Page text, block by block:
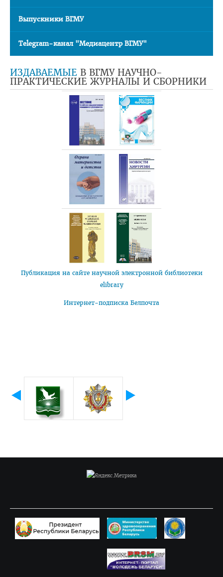
Выпускники ВГМУ
Telegram-канал "Медиацентр ВГМУ"
ИЗДАВАЕМЫЕ В ВГМУ НАУЧНО-
ПРАКТИЧЕСКИЕ ЖУРНАЛЫ И СБОРНИКИ
Публикация на сайте научной электронной библиотеки
elibrary
Интернет-подписка Белпочта